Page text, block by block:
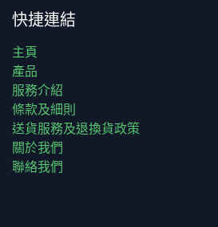
快捷連結
主頁
產品
服務介紹
條款及細則
送貨服務及退換貨政策
關於我們
聯絡我們